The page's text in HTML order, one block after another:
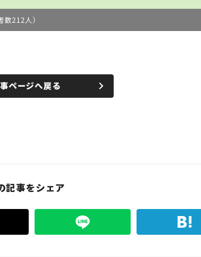
212人）
ページへ戻る
記事をシェア